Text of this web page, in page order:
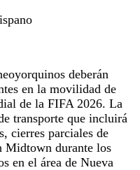
deberán
en la movilidad de
de la FIFA 2026. La
transporte que incluirá
cierres parciales de
Midtown durante los
en el área de Nueva